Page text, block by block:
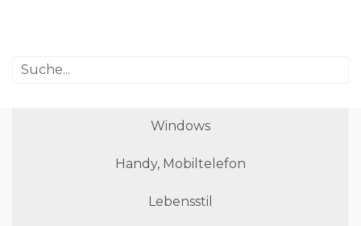
Windows
Handy, Mobiltelefon
Lebensstil